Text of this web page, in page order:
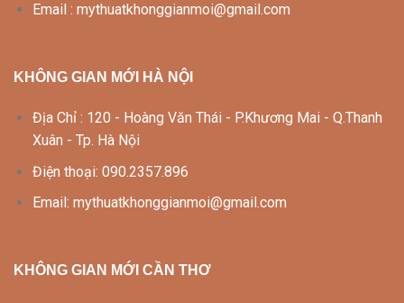
Email : mythuatkhonggianmoi@gmail.com
KHÔNG GIAN MỚI HÀ NỘI
Địa Chỉ : 120 - Hoàng Văn Thái - P.Khương Mai - Q.Thanh
Xuân - Tp. Hà Nội
Điện thoại: 090.2357.896
Email: mythuatkhonggianmoi@gmail.com
KHÔNG GIAN MỚI CẦN THƠ